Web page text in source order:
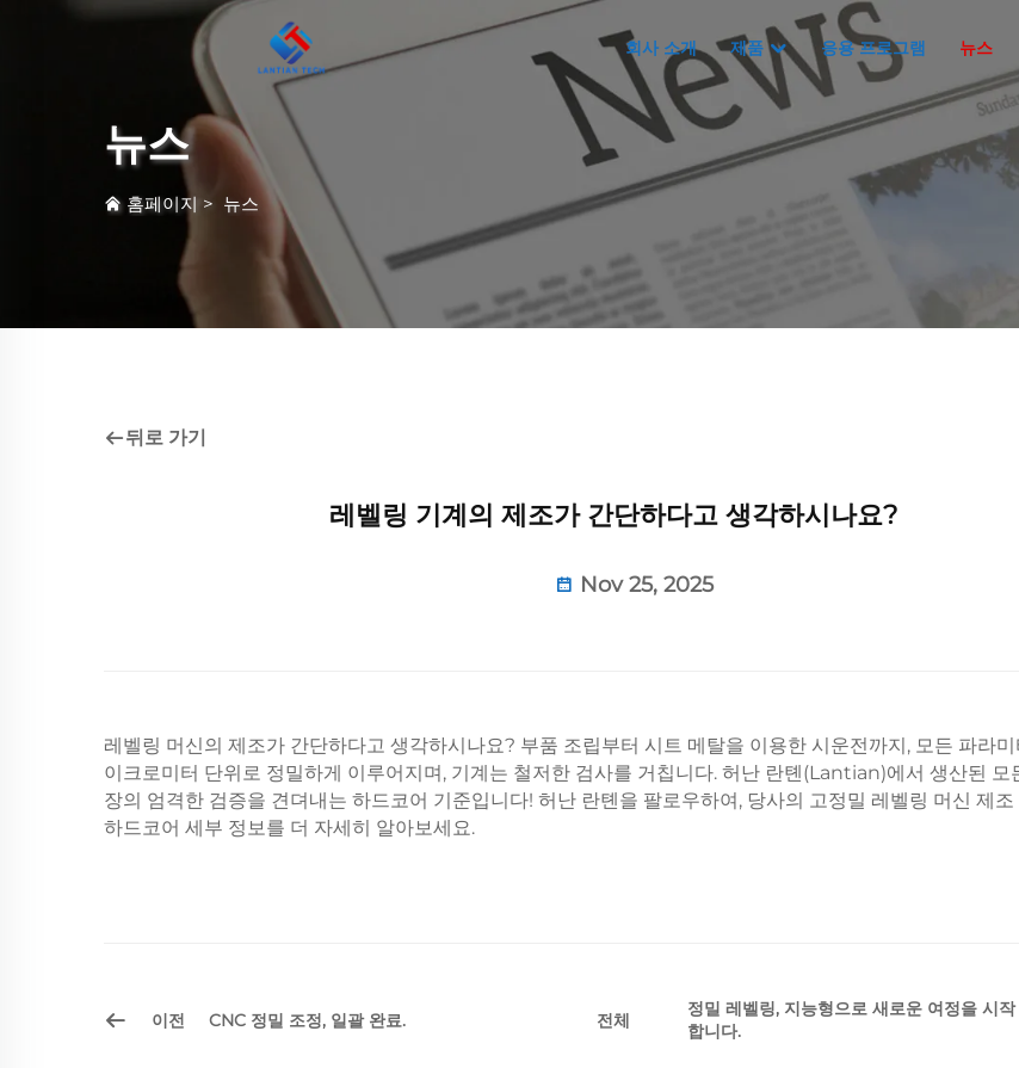
회사 소개 제품 응용 프로그램 뉴스
뉴스
홈페이지 > 뉴스
뒤로 가기
레벨링 기계의 제조가 간단하다고 생각하시나요?
Nov 25, 2025
레벨링 머신의 제조가 간단하다고 생각하시나요? 부품 조립부터 시트 메탈을 이용한 시운전까지, 모든 파라
이크로미터 단위로 정밀하게 이루어지며, 기계는 철저한 검사를 거칩니다. 허난 란톈(Lantian)에서 생산된 모
장의 엄격한 검증을 견뎌내는 하드코어 기준입니다! 허난 란톈을 팔로우하여, 당사의 고정밀 레벨링 머신 제
하드코어 세부 정보를 더 자세히 알아보세요.
이전 CNC 정밀 조정, 일괄 완료. 전체
정밀 레벨링, 지능형으로 새로운 여정을 시작
합니다.